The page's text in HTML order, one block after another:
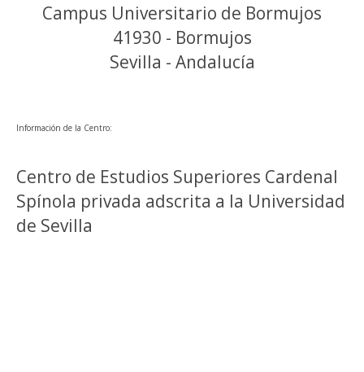
Campus Universitario de Bormujos
41930 - Bormujos
Sevilla - Andalucía
Información de la Centro:
Centro de Estudios Superiores Cardenal
Spínola privada adscrita a la Universidad
de Sevilla